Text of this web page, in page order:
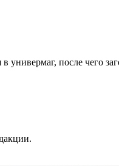
в универмаг, после чего